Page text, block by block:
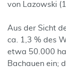
von Lazowski
Aus der Sicht
ca. 1,3 % des
etwa 50.000
Bachauen ein;